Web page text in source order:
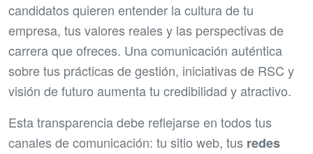
candidatos quieren entender la cultura de tu
empresa, tus valores reales y las perspectivas de
carrera que ofreces. Una comunicación auténtica
sobre tus prácticas de gestión, iniciativas de RSC y
visión de futuro aumenta tu credibilidad y atractivo.
Esta transparencia debe reflejarse en todos tus
canales de comunicación: tu sitio web, tus redes